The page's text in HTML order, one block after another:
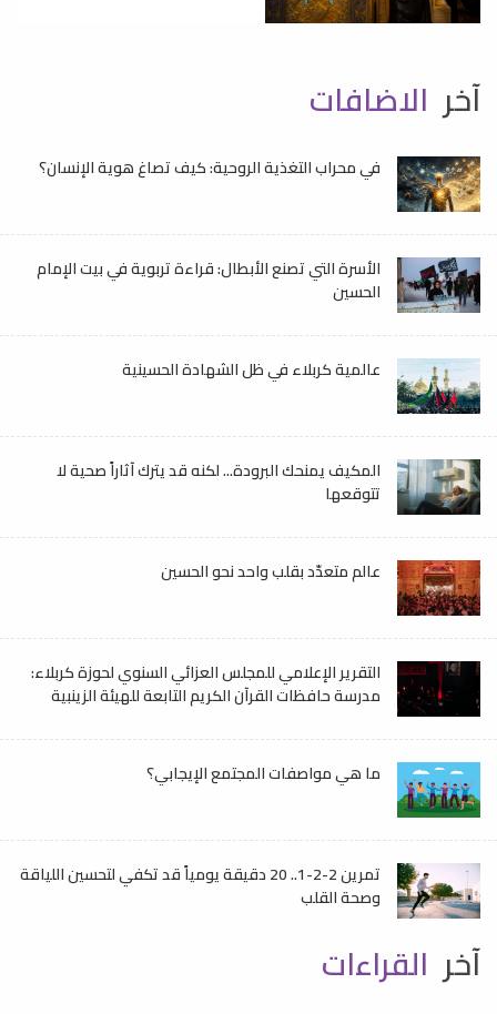
آخر الاضافات
في محراب التغذية الروحية: كيف تصاغ هوية الإنسان؟
الأسرة التي تصنع الأبطال: قراءة تربوية في بيت الإمام
الحسين
عالمية كربلاء في ظل الشهادة الحسينية
المكيف يمنحك البرودة... لكنه قد يترك آثاراً صحية لا
تتوقعها
عالم متعدّد بقلب واحد نحو الحسين
التقرير الإعلامي للمجلس العزائي السنوي لحوزة كربلاء:
مدرسة حافظات القرآن الكريم التابعة للهيئة الزينبية
ما هي مواصفات المجتمع الإيجابي؟
تمرين 2-2-1.. 20 دقيقة يومياً قد تكفي لتحسين اللياقة
وصحة القلب
آخر القراءات